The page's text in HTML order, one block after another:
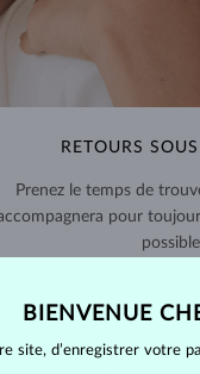
RETOURS
Prenez le temps de
pour
BIENVENUE
site, d’enregistrer votre